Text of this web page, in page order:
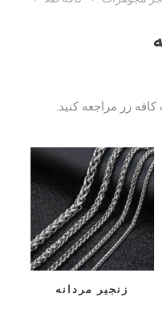
زر مراجعه کنید.
زنجیر مردانه